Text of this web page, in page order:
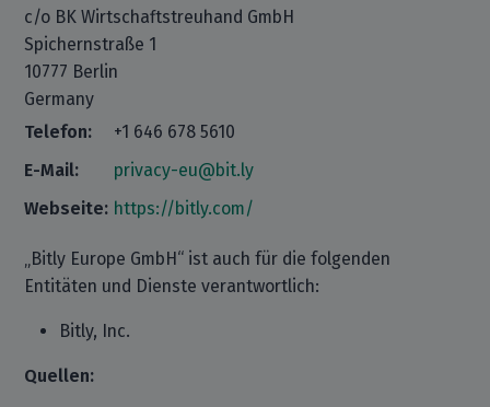
c/o BK Wirtschaftstreuhand GmbH
Spichernstraße 1
10777 Berlin
Germany
Telefon:
+1 646 678 5610
E-Mail:
privacy-eu@bit.ly
Webseite: https://bitly.com/
„Bitly Europe GmbH“ ist auch für die folgenden
Entitäten und Dienste verantwortlich:
Bitly, Inc.
Quellen: